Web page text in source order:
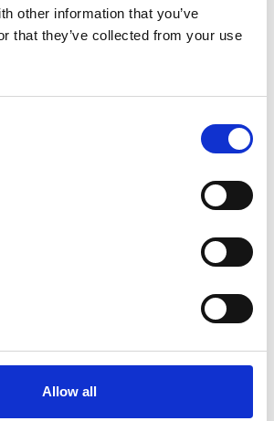
other information that you’ve
that they’ve collected from your use
Allow all
25
4260611141677
Dummy Eend 300
uur besteld dezelfde werkdag